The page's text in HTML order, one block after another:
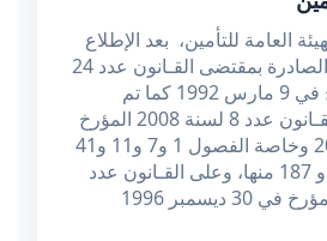
العامة للتأمين، بعد الإطلاع
على مجلة التأمين الصادرة بمقتضى القـانون عدد 24
لسنة 1992 المؤرخ في 9 مارس 1992 كما تم
تنقيحها وإتمامها بالقـانون عدد 8 لسنة 2008 المؤرخ
في 13 فيفري 2008 وخاصة الفصول 1 و7 و11 و41
و69 و75 و78 و90 و 187 منها، وعلى القـانون عدد
112 لسنة 1996 المؤرخ في 30 ديسمبر 1996